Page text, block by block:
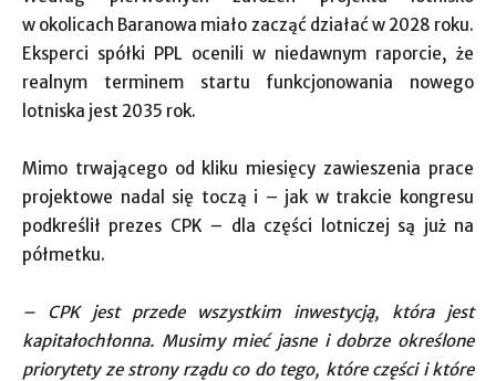
w okolicach Baranowa miało zacząć działać w 2028 roku.
Eksperci spółki PPL ocenili w niedawnym raporcie, że
realnym terminem startu funkcjonowania nowego
lotniska jest 2035 rok.
Mimo trwającego od kliku miesięcy zawieszenia prace
projektowe nadal się toczą i – jak w trakcie kongresu
podkreślił prezes CPK – dla części lotniczej są już na
półmetku.
– CPK jest przede wszystkim inwestycją, która jest
kapitałochłonna. Musimy mieć jasne i dobrze określone
priorytety ze strony rządu co do tego, które części i które